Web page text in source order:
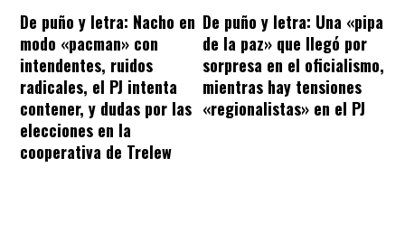
De puño y letra: Nacho en
modo «pacman» con
intendentes, ruidos
radicales, el PJ intenta
contener, y dudas por las
elecciones en la
cooperativa de Trelew
De puño y letra: Una «pipa
de la paz» que llegó por
sorpresa en el oficialismo,
mientras hay tensiones
«regionalistas» en el PJ